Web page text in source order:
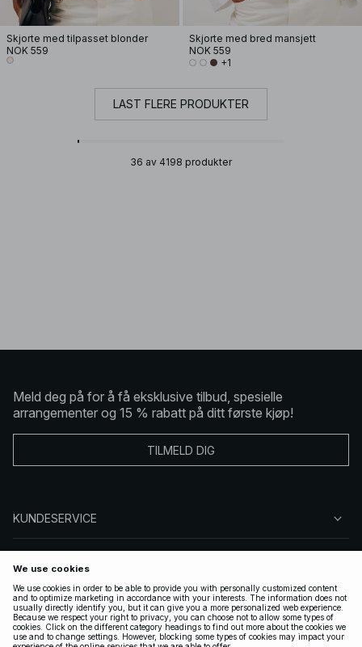
Skjorte med tilpasset blonder
NOK 559
Skjorte med bred mansjett
NOK 559
+1
LAST FLERE PRODUKTER
36 av 4198 produkter
Meld deg på for å få eksklusive tilbud, spesielle
arrangementer og 15 % rabatt på ditt første kjøp!
TILMELD DIG
KUNDESERVICE
FØLG OSS
LOVLIG